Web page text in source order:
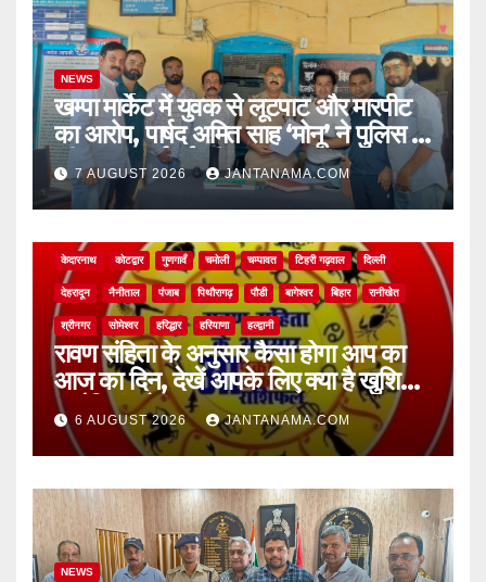
NEWS
खम्पा मार्केट में युवक से लूटपाट और मारपीट
का आरोप, पार्षद अमित साह ‘मोनू’ ने पुलिस से
की सख्त कार्रवाई की मांग
7 AUGUST 2026 JANTANAMA.COM
केदारनाथ कोटद्वार गुणगावँ चमोली चम्पावत टिहरी गढ़वाल दिल्ली
देहरादून नैनीताल पंजाब पिथौरागढ़ पौडी बागेश्वर बिहार रानीखेत
श्रीनगर सोमेश्वर हरिद्धार हरियाणा हल्द्वानी
रावण संहिता के अनुसार कैसा होगा आप का
आज का दिन, देखें आपके लिए क्या है खुशियां,
चुनौतियां और नए अवसर
6 AUGUST 2026 JANTANAMA.COM
NEWS